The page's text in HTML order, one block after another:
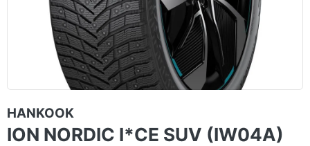
HANKOOK
ION NORDIC I*CE SUV (IW04A)